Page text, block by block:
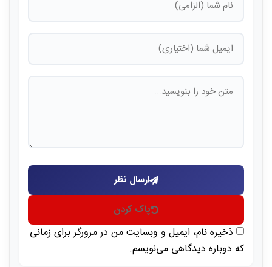
ارسال نظر
پاک کردن
ذخیره نام، ایمیل و وبسایت من در مرورگر برای زمانی
که دوباره دیدگاهی می‌نویسم.